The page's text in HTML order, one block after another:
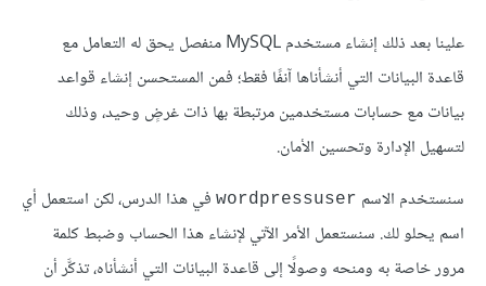
علينا بعد ذلك إنشاء مستخدم MySQL منفصل يحق له التعامل مع
قاعدة البيانات التي أنشأناها آنفًا فقط؛ فمن المستحسن إنشاء قواعد
بيانات مع حسابات مستخدمين مرتبطة بها ذات غرضٍ وحيد، وذلك
لتسهيل الإدارة وتحسين الأمان.
سنستخدم الاسم wordpressuser في هذا الدرس، لكن استعمل أي
اسم يحلو لك. سنستعمل الأمر الآتي لإنشاء هذا الحساب وضبط كلمة
مرور خاصة به ومنحه وصولًا إلى قاعدة البيانات التي أنشأناه، تذكَّر أن